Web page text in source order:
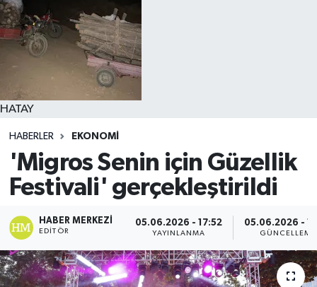
HATAY
HABERLER EKONOMI
'Migros Senin için Güzellik
Festivali' gerçekleştirildi
HABER MERKEZI
EDITÖR
05.06.2026 - 17:52
YAYINLANMA
05.06.2026 -
GÜNCELLEME